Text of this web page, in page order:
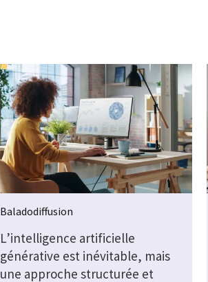
Baladodiffusion
L’intelligence artificielle
générative est inévitable, mais
une approche structurée et